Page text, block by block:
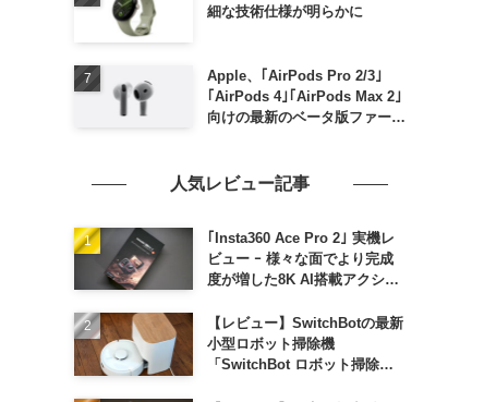
細な技術仕様が明らかに
Apple、｢AirPods Pro 2/3｣
｢AirPods 4｣｢AirPods Max 2｣
向けの最新のベータ版ファーム
人気レビュー記事
｢Insta360 Ace Pro 2｣ 実機レ
ビュー ｰ 様々な面でより完成
度が増した8K AI搭載アクショ
【レビュー】SwitchBotの最新
小型ロボット掃除機
「SwitchBot ロボット掃除機